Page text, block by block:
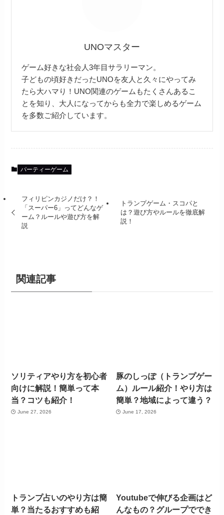
UNOマスター
ゲーム好きな社会人3年目サラリーマン。
子どもの頃好きだったUNOを友人と久々にやってみ
たら大ハマり！UNO関連のゲームもたくさんあるこ
とを知り、大人になってからも全力で楽しめるゲーム
を多数ご紹介しています。
パーティーゲーム
フィリピンカジノだけ？！
「スーパー6」ってどんなゲ
ーム？ルールや遊び方を解
説
トランプゲーム・スコパと
は？遊び方やルールを徹底解
説！
関連記事
ソリティアやり方を初心者
向けに解説！簡単って本
当？コツも紹介！
June 27, 2026
豚のしっぽ（トランプゲー
ム）ルール紹介！やり方は
簡単？地域によって違う？
June 17, 2026
トランプ占いのやり方は簡
単？当たるおすすめも紹
Youtubeで伸びる企画はど
んなもの？グループででき